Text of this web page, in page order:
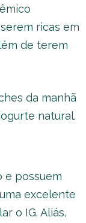
ricas em
de terem
da manhã
natural.
e possuem
excelente
o IG. Aliás,